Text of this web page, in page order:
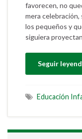
favorecen, no
mera
los pequeños y
siguiera
Seguir
Educación